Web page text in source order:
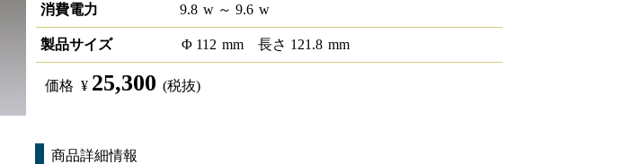
消費電力 9.8 w ～ 9.6 w
製品サイズ Φ 112 mm 長さ 121.8 mm
価格 ¥ 25,300 (税抜)
商品詳細情報